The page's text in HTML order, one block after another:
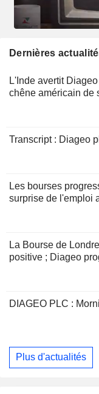
Dernières
L'Inde avertit
chêne américain de
Transcript : Diageo
Les bourses
surprise de l'emploi
La Bourse de
positive ; Diageo
DIAGEO PLC :
Plus d'actualités